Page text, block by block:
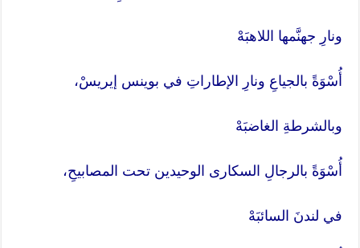
ونارِ جهنَّمها اللاهبَهْ
أُسْوَةً بالجياعِ ونارِ الإطاراتِ في بوينس إيريسْ،
وبالشرطةِ الغاضبَهْ
أُسْوَةً بالرجالِ السكارى الوحيدين تحت المصابيحِ،
في لندنَ السائبَهْ